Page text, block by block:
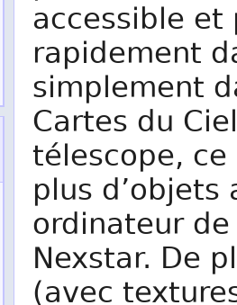
accessible
rapidement
simplement
Cartes du
télescope,
plus d’objets
ordinateur
Nexstar. De
(avec